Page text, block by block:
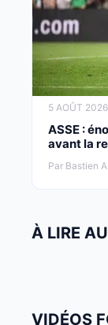
5 AOÛT
ASSE :
avant la
Par Bastien
À LIRE
VIDÉOS